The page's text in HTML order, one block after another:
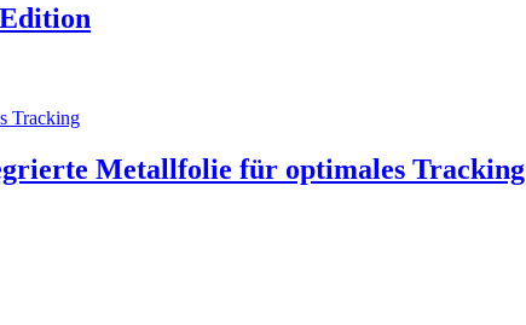
Metallfolie für optimales Tracking